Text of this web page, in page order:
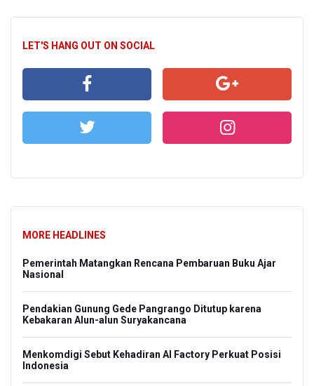
LET'S HANG OUT ON SOCIAL
MORE HEADLINES
Pemerintah Matangkan Rencana Pembaruan Buku Ajar
Nasional
Pendakian Gunung Gede Pangrango Ditutup karena
Kebakaran Alun-alun Suryakancana
Menkomdigi Sebut Kehadiran AI Factory Perkuat Posisi
Indonesia